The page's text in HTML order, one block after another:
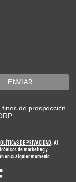
de prospección
DE PRIVACIDAD. Al
de marketing y
en cualquier momento.